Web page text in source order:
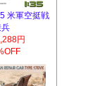
軍空挺戦
円